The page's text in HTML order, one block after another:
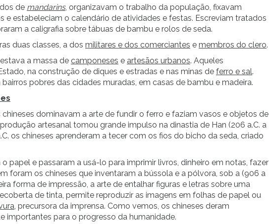
de mandarins, organizavam o trabalho da população, fixavam
e estabeleciam o calendário de atividades e festas. Escreviam tratados
a caligrafia sobre tábuas de bambu e rolos de seda.
duas classes, a dos militares e dos comerciantes e membros do clero.
a massa de camponeses e artesãos urbanos. Aqueles
na construção de diques e estradas e nas minas de ferro e sal.
pobres das cidades muradas, em casas de bambu e madeira.
chineses dominavam a arte de fundir o ferro e faziam vasos e objetos de
artesanal tomou grande impulso na dinastia de Han (206 a.C. a
os chineses aprenderam a tecer com os fios do bicho da seda, criado
o papel e passaram a usá-lo para imprimir livros, dinheiro em notas, fazer
foram os chineses que inventaram a bússola e a pólvora, sob a (906 a
forma de impressão, a arte de entalhar figuras e letras sobre uma
de tinta, permite reproduzir as imagens em folhas de papel ou
, precursora da imprensa. Como vemos, os chineses deram
importantes para o progresso da humanidade.